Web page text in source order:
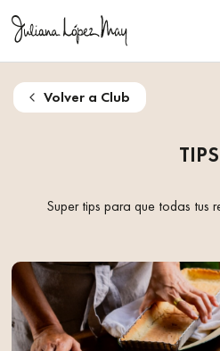
Volver a Club
TIPS
Super tips para que todas tus